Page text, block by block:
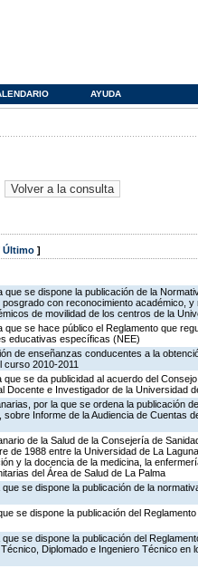
AYUDA
Último ]
se dispone la publicación de la
con reconocimiento académico,
de movilidad de los centros de la
se hace público el Reglamento que
educativas específicas (NEE)
de enseñanzas conducentes a la
2010-2011
se da publicidad al acuerdo del
Docente e Investigador de la Universidad
por la que se ordena la publicación
Informe de la Audiencia de Cuentas
de la Salud de la Consejería de
de 1988 entre la Universidad de La
y la docencia de la medicina, la
del Área de Salud de La Palma
se dispone la publicación de la
se dispone la publicación del
se dispone la publicación del
Diplomado e Ingeniero Técnico en